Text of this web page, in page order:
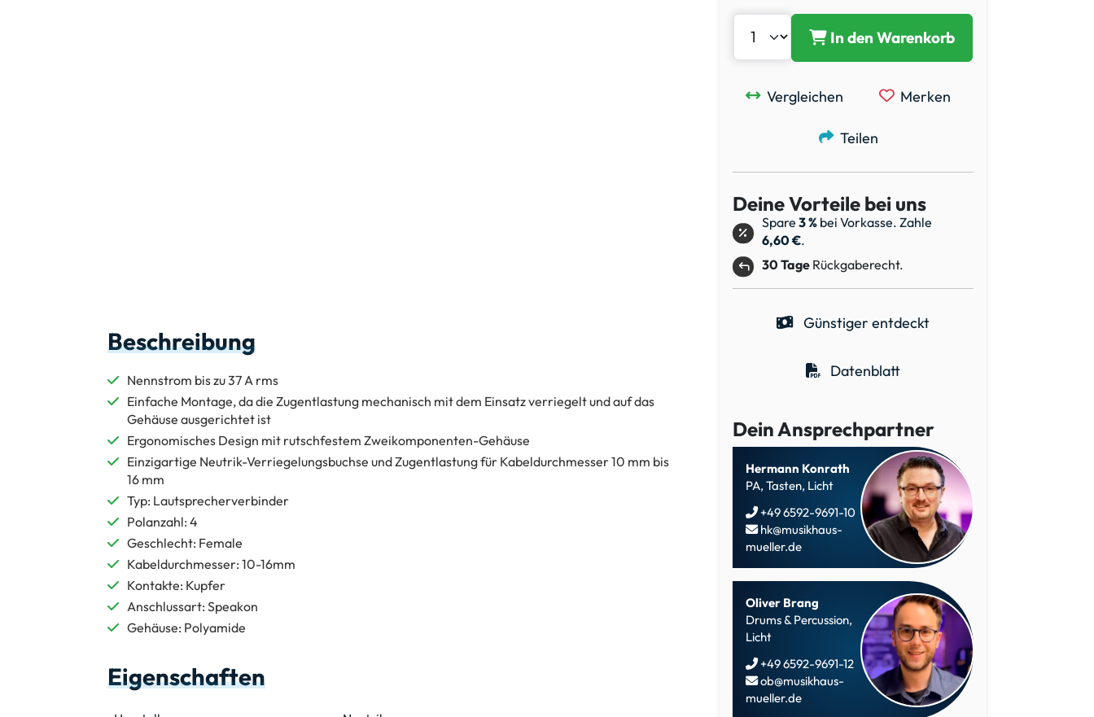
Beschreibung
Nennstrom bis zu 37 A rms
Einfache Montage, da die Zugentlastung mechanisch mit dem Einsatz verriegelt und auf das
Gehäuse ausgerichtet ist
Ergonomisches Design mit rutschfestem Zweikomponenten-Gehäuse
Einzigartige Neutrik-Verriegelungsbuchse und Zugentlastung für Kabeldurchmesser 10 mm bis
16 mm
Typ: Lautsprecherverbinder
Polanzahl: 4
Geschlecht: Female
Kabeldurchmesser: 10-16mm
Kontakte: Kupfer
Anschlussart: Speakon
Gehäuse: Polyamide
Eigenschaften
In den Warenkorb
Vergleichen Merken
Teilen
Deine Vorteile bei uns
Spare 3 % bei Vorkasse. Zahle
6,60 €.
30 Tage Rückgaberecht.
Günstiger entdeckt
Datenblatt
Dein Ansprechpartner
Hermann Konrath
PA, Tasten, Licht
+49 6592-9691-10
hk@musikhaus-
mueller.de
Oliver Brang
Drums & Percussion,
Licht
+49 6592-9691-12
ob@musikhaus-
mueller.de